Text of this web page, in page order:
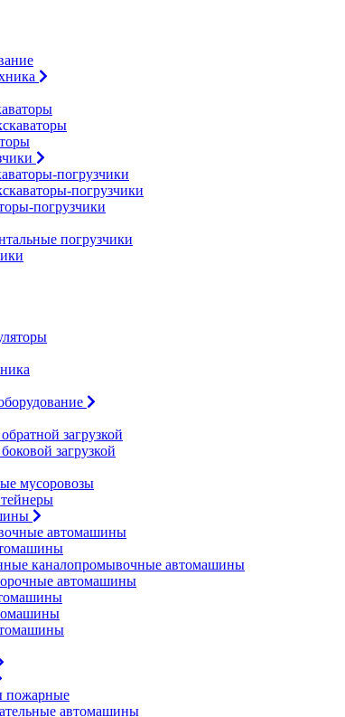
погрузчики
погрузчики
погрузчики
погрузчики
загрузкой
загрузкой
мусоровозы
автомашины
каналопромывочные автомашины
автомашины
пожарные
автомашины